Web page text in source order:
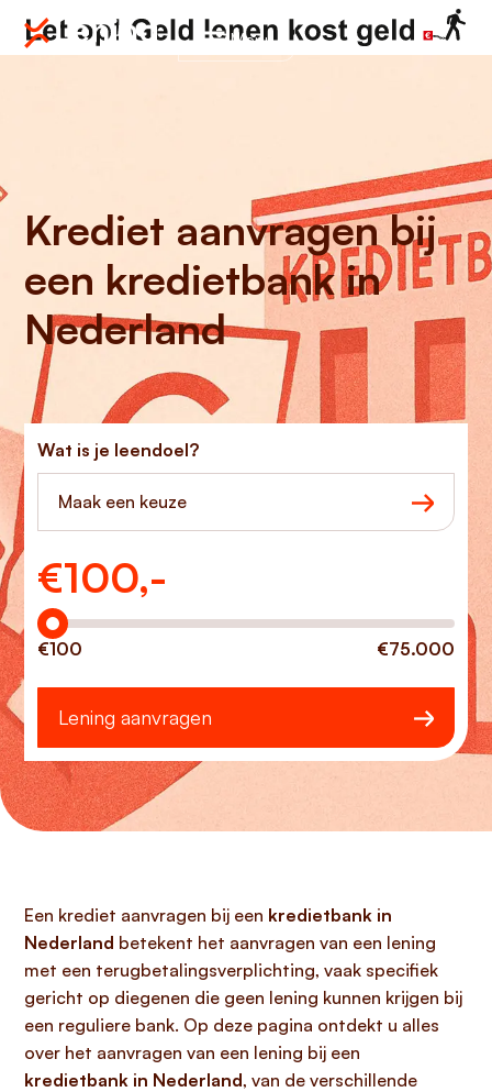
Menu
Krediet aanvragen bij
een kredietbank in
Nederland
Wat is je leendoel?
Maak een keuze
€100,-
Hoeveel wilt u lenen?
€100 €75.000
Lening aanvragen
Een krediet aanvragen bij een kredietbank in
Nederland betekent het aanvragen van een lening
met een terugbetalingsverplichting, vaak specifiek
gericht op diegenen die geen lening kunnen krijgen bij
een reguliere bank. Op deze pagina ontdekt u alles
over het aanvragen van een lening bij een
kredietbank in Nederland, van de verschillende